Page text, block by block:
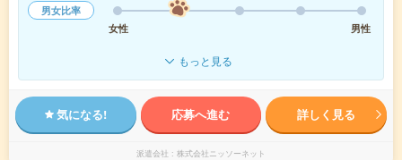
男女比率
女性
男性
もっと見る
気になる! 応募へ進む 詳しく見る
派遣会社 株式会社ニッソーネット